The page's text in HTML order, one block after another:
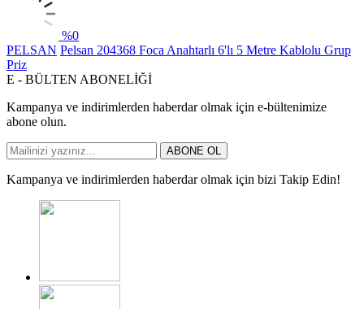
%0
PELSAN Pelsan 204368 Foca Anahtarlı 6'lı 5 Metre Kablolu Grup
Priz
E - BÜLTEN ABONELİĞİ
Kampanya ve indirimlerden haberdar olmak için e-bültenimize
abone olun.
ABONE OL
Kampanya ve indirimlerden haberdar olmak için bizi Takip Edin!